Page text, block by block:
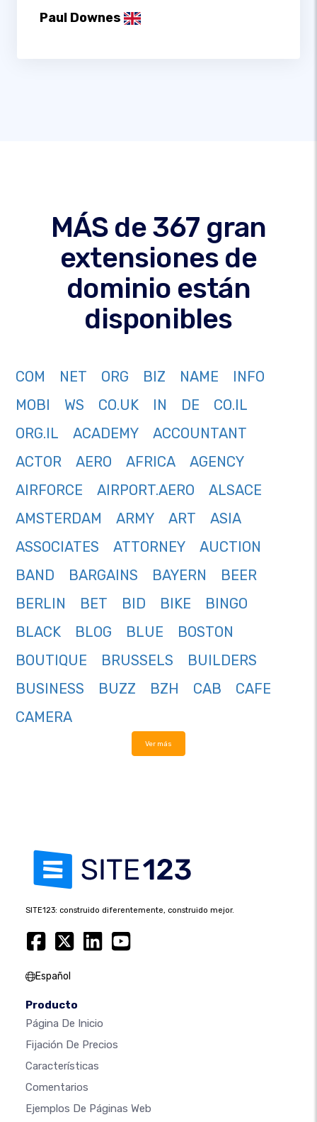
Paul Downes
MÁS de 367 gran
extensiones de
dominio están
disponibles
COM NET ORG BIZ NAME
INFO
MOBI
WS CO.UK IN DE
CO.IL
ORG.IL
ACADEMY
ACCOUNTANT
ACTOR
AERO AFRICA
AGENCY
AIRFORCE
AIRPORT.AERO
ALSACE
AMSTERDAM
ARMY ART
ASIA
ASSOCIATES
ATTORNEY
AUCTION
BAND
BARGAINS BAYERN
BEER
BERLIN
BET BID BIKE
BINGO
BLACK
BLOG BLUE
BOSTON
BOUTIQUE
BRUSSELS
BUILDERS
BUSINESS
BUZZ BZH CAB
CAFE
CAMERA
Ver más
SITE123: construido diferentemente, construido mejor.
Español
Producto
Página De Inicio
Fijación De Precios
Características
Comentarios
Ejemplos De Páginas Web